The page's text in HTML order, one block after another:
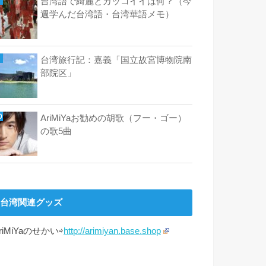
週学んだ台湾語・台湾華語メモ）
台湾旅行記：嘉義「国立故宮博物院南
部院区」
AriMiYaお勧めの胡歌（フー・ゴー）
の歌5曲
台湾関連グッズ
のせかい⇨http://arimiyan.base.shop